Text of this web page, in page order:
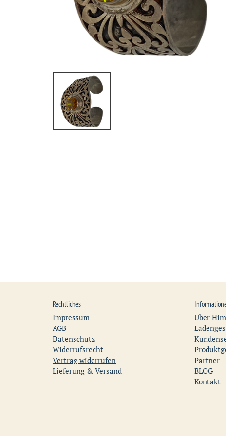
Rechtliches
Impressum
AGB
Datenschutz
Widerrufsrecht
Vertrag widerrufen
Lieferung & Versand
Über
Partner
BLOG
Kontakt